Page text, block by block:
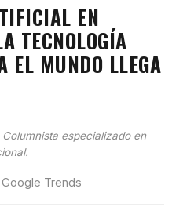
EN
TECNOLOGÍA
EL MUNDO LLEGA
especializado en
Trends